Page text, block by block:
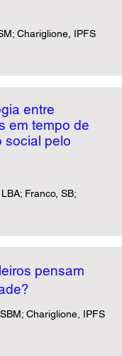
Chariglione, IPFS
entre
em tempo de
social pelo
Franco, SB;
pensam
Chariglione, IPFS